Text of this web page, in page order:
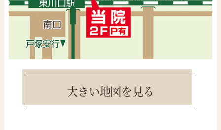
大きい地図を見る